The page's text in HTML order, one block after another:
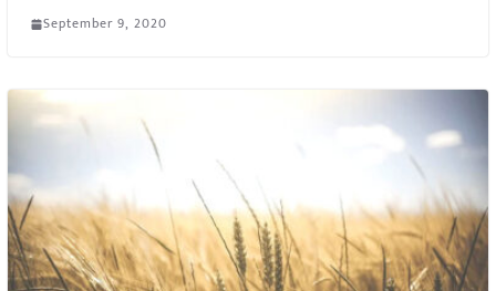
September 9, 2020